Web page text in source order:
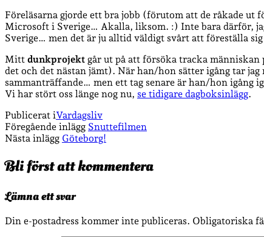
Föreläsarna gjorde ett bra jobb (förutom att de råkade ut
Microsoft i Sverige… Akalla, liksom. :) Inte bara därför,
Sverige… men det är ju alltid väldigt svårt att föreställa
Mitt dunkprojekt går ut på att försöka tracka
det och det nästan jämt). När han/hon sätter igång tar
sammanträffande… men ett tag senare är han/hon
Vi har stört oss länge nog nu, se tidigare dagboksinlägg.
Publicerat iVardagsliv
Föregående inlägg Snuttefilmen
Nästa inlägg Göteborg!
Bli först att kommentera
Lämna ett svar
Din e-postadress kommer inte publiceras. Obligatoriska